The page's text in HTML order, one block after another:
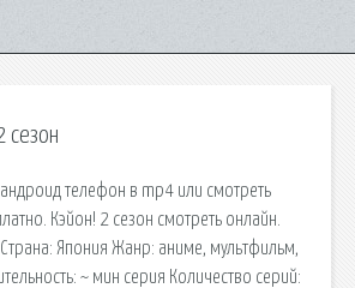
сезон
андроид телефон в mp4 или смотреть
Кэйон! 2 сезон смотреть онлайн.
Страна: Япония Жанр: аниме, мультфильм,
~ мин серия Количество серий: